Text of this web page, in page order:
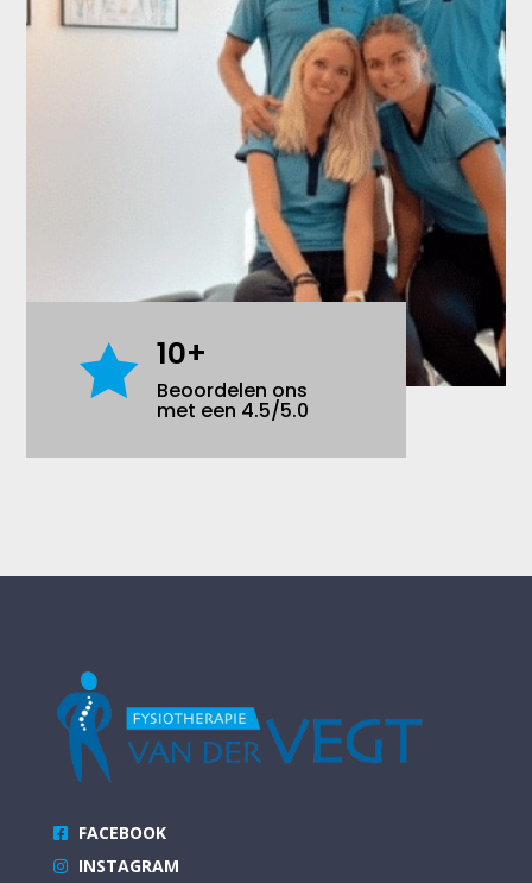
 10+
Beoordelen ons
met een 4.5/5.0
FACEBOOK
INSTAGRAM